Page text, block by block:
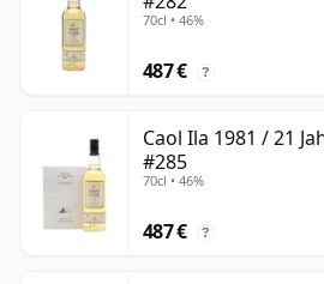
70cl • 46%
487 € ?
Caol Ila 1981 / 21
#285
70cl • 46%
487 € ?